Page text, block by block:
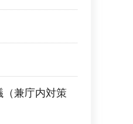
（兼庁内対策